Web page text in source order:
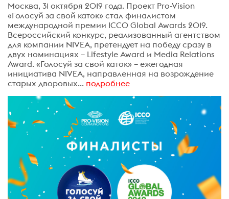
Москва, 31 октября 2019 года. Проект Pro-Vision
«Голосуй за свой каток» стал финалистом
международной премии ICCO Global Awards 2019.
Всероссийский конкурс, реализованный агентством
для компании NIVEA, претендует на победу сразу в
двух номинациях – Lifestyle Award и Media Relations
Award. «Голосуй за свой каток» – ежегодная
инициатива NIVEA, направленная на возрождение
старых дворовых... подробнее